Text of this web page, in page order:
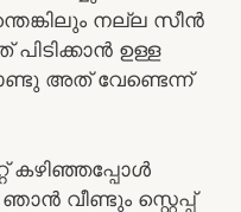
നല്ല സീൻ
ഉള്ള
അത് വേണ്ടെന്ന്
കഴിഞ്ഞപ്പോൾ
വീണ്ടും സ്റ്റെപ്പ്